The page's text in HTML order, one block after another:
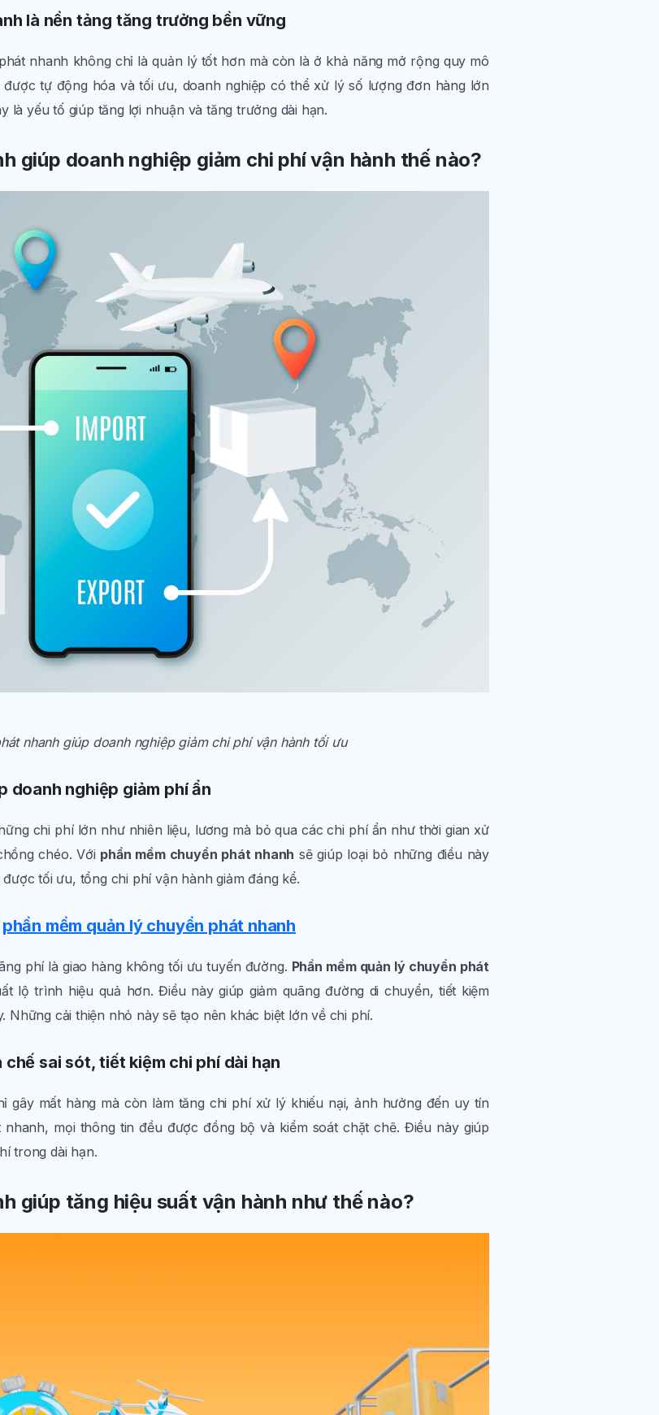
là nền tảng tăng trưởng bền vững
nhanh không chỉ là quản lý tốt hơn mà còn là ở khả năng mở rộng quy mô
tự động hóa và tối ưu, doanh nghiệp có thể xử lý số lượng đơn hàng lớn
là yếu tố giúp tăng lợi nhuận và tăng trưởng dài hạn.
giúp doanh nghiệp giảm chi phí vận hành thế nào?
nhanh giúp doanh nghiệp giảm chi phí vận hành tối ưu
doanh nghiệp giảm phí ẩn
chi phí lớn như nhiên liệu, lương mà bỏ qua các chi phí ẩn như thời gian xử
chéo. Với phần mềm chuyển phát nhanh sẽ giúp loại bỏ những điều này
tối ưu, tổng chi phí vận hành giảm đáng kể.
phần mềm quản lý chuyển phát nhanh
phí là giao hàng không tối ưu tuyến đường. Phần mềm quản lý chuyển phát
lộ trình hiệu quả hơn. Điều này giúp giảm quãng đường di chuyển, tiết kiệm
Những cải thiện nhỏ này sẽ tạo nên khác biệt lớn về chi phí.
sai sót, tiết kiệm chi phí dài hạn
gây mất hàng mà còn làm tăng chi phí xử lý khiếu nại, ảnh hưởng đến uy tín
mọi thông tin đều được đồng bộ và kiểm soát chặt chẽ. Điều này giúp
trong dài hạn.
giúp tăng hiệu suất vận hành như thế nào?